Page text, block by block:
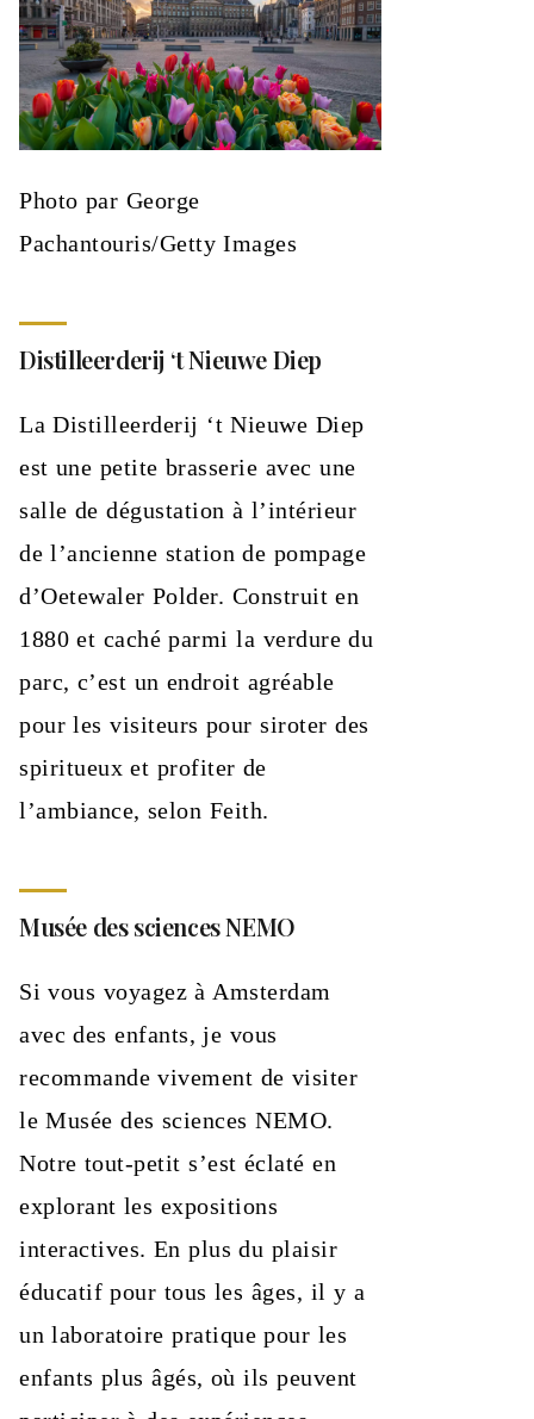
Photo par George
Pachantouris/Getty Images
Distilleerderij ‘t Nieuwe Diep
La Distilleerderij ‘t Nieuwe Diep
est une petite brasserie avec une
salle de dégustation à l’intérieur
de l’ancienne station de pompage
d’Oetewaler Polder. Construit en
1880 et caché parmi la verdure du
parc, c’est un endroit agréable
pour les visiteurs pour siroter des
spiritueux et profiter de
l’ambiance, selon Feith.
Musée des sciences NEMO
Si vous voyagez à Amsterdam
avec des enfants, je vous
recommande vivement de visiter
le Musée des sciences NEMO.
Notre tout-petit s’est éclaté en
explorant les expositions
interactives. En plus du plaisir
éducatif pour tous les âges, il y a
un laboratoire pratique pour les
enfants plus âgés, où ils peuvent